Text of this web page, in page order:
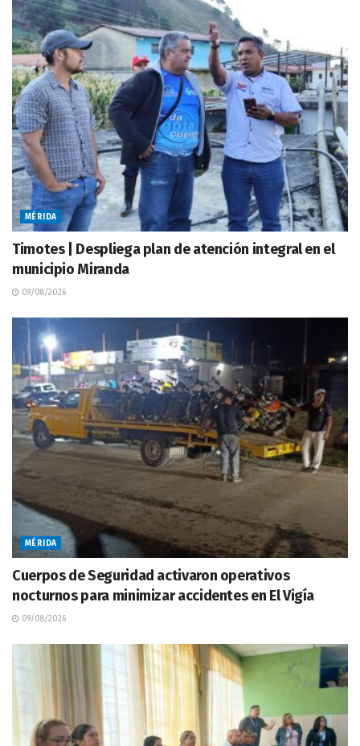
MÉRIDA
Timotes | Despliega plan de atención integral en el
municipio Miranda
09/08/2026
MÉRIDA
Cuerpos de Seguridad activaron operativos
nocturnos para minimizar accidentes en El Vigía
09/08/2026